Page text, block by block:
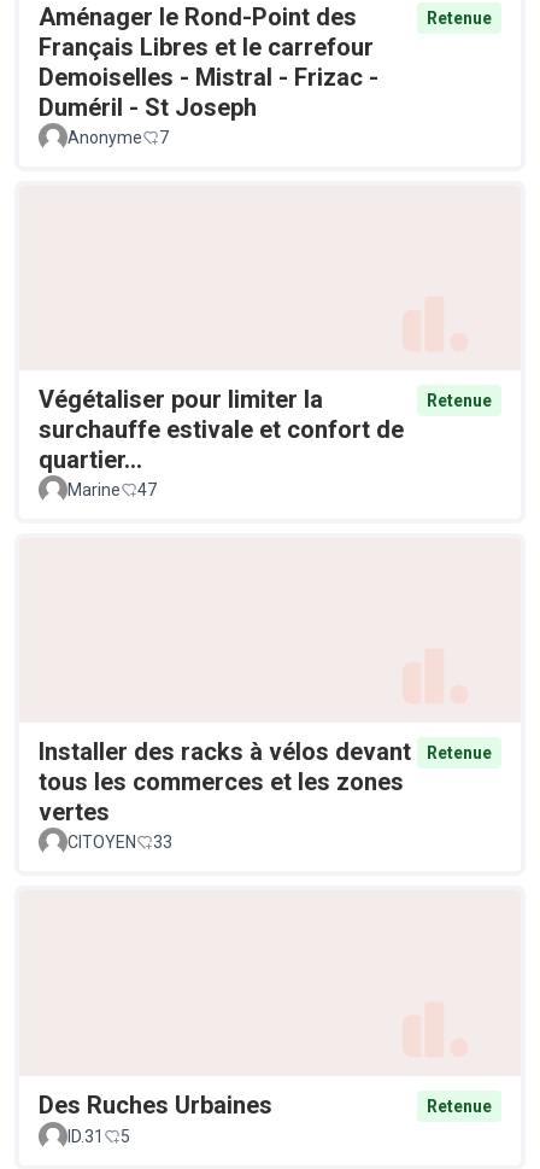
Aménager le Rond-Point des
Français Libres et le carrefour
Demoiselles - Mistral - Frizac -
Duméril - St Joseph
Retenue
Anonyme 7
Végétaliser pour limiter la
surchauffe estivale et confort de
quartier...
Retenue
Marine 47
Installer des racks à vélos devant
tous les commerces et les zones
vertes
Retenue
CITOYEN 33
Des Ruches Urbaines
Retenue
ID.31
5